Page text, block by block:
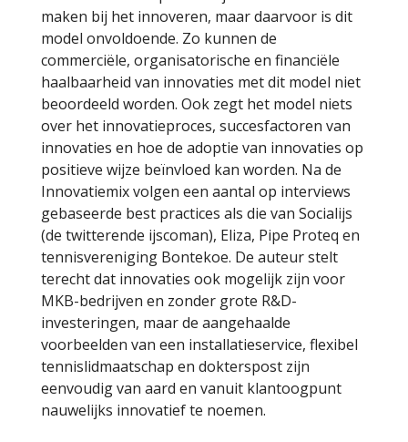
maken bij het innoveren, maar daarvoor is dit
model onvoldoende. Zo kunnen de
commerciële, organisatorische en financiële
haalbaarheid van innovaties met dit model niet
beoordeeld worden. Ook zegt het model niets
over het innovatieproces, succesfactoren van
innovaties en hoe de adoptie van innovaties op
positieve wijze beïnvloed kan worden. Na de
Innovatiemix volgen een aantal op interviews
gebaseerde best practices als die van Socialijs
(de twitterende ijscoman), Eliza, Pipe Proteq en
tennisvereniging Bontekoe. De auteur stelt
terecht dat innovaties ook mogelijk zijn voor
MKB-bedrijven en zonder grote R&D-
investeringen, maar de aangehaalde
voorbeelden van een installatieservice, flexibel
tennislidmaatschap en dokterspost zijn
eenvoudig van aard en vanuit klantoogpunt
nauwelijks innovatief te noemen.